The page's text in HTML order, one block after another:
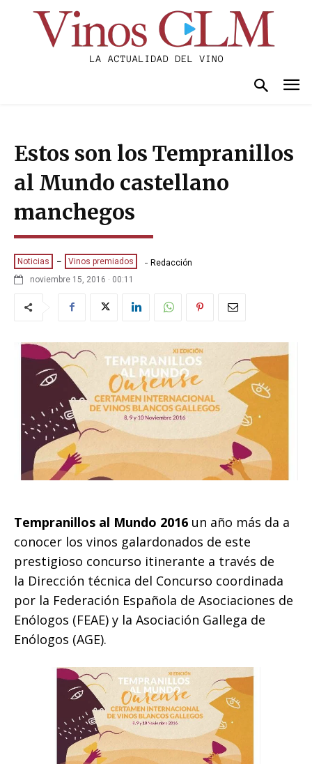
Estos son los Tempranillos
al Mundo castellano
manchegos
Noticias Vinos premiados - Redacción
noviembre 15, 2016 · 00:11
Tempranillos al Mundo 2016 un año más da a
conocer los vinos galardonados de este
prestigioso concurso itinerante a través de
la Dirección técnica del Concurso coordinada
por la Federación Española de Asociaciones de
Enólogos (FEAE) y la Asociación Gallega de
Enólogos (AGE).